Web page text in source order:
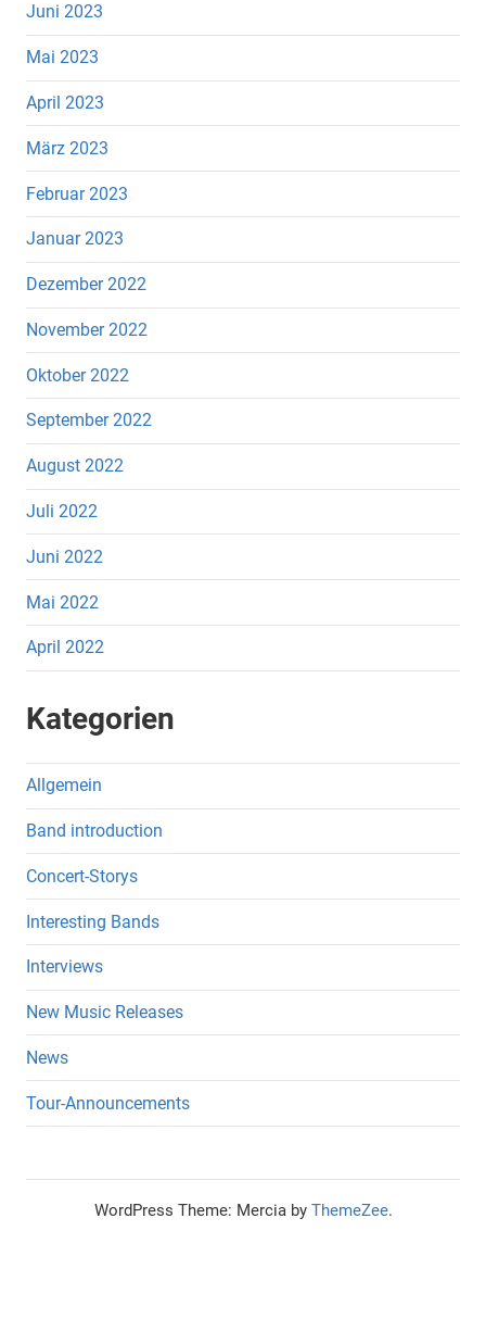
Juni 2023
Mai 2023
April 2023
März 2023
Februar 2023
Januar 2023
Dezember 2022
November 2022
Oktober 2022
September 2022
August 2022
Juli 2022
Juni 2022
Mai 2022
April 2022
Kategorien
Allgemein
Band introduction
Concert-Storys
Interesting Bands
Interviews
New Music Releases
News
Tour-Announcements
WordPress Theme: Mercia by ThemeZee.